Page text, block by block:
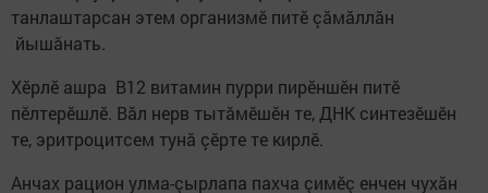
танлаштарсан этем организмӗ питӗ çăмăллăн
йышăнать.
Хӗрлӗ ашра B12 витамин пурри пирӗншӗн питӗ
пӗлтерӗшлӗ. Вăл нерв тытăмӗшӗн те, ДНК синтезӗшӗн
те, эритроцитсем тунă çӗрте те кирлӗ.
Анчах рацион улма-çырлапа пахча çимӗç енчен чухăн